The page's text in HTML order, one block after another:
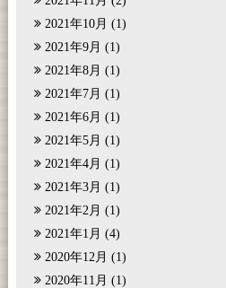
2021年10月 (1)
2021年9月 (1)
2021年8月 (1)
2021年7月 (1)
2021年6月 (1)
2021年5月 (1)
2021年4月 (1)
2021年3月 (1)
2021年2月 (1)
2021年1月 (4)
2020年12月 (1)
2020年11月 (1)